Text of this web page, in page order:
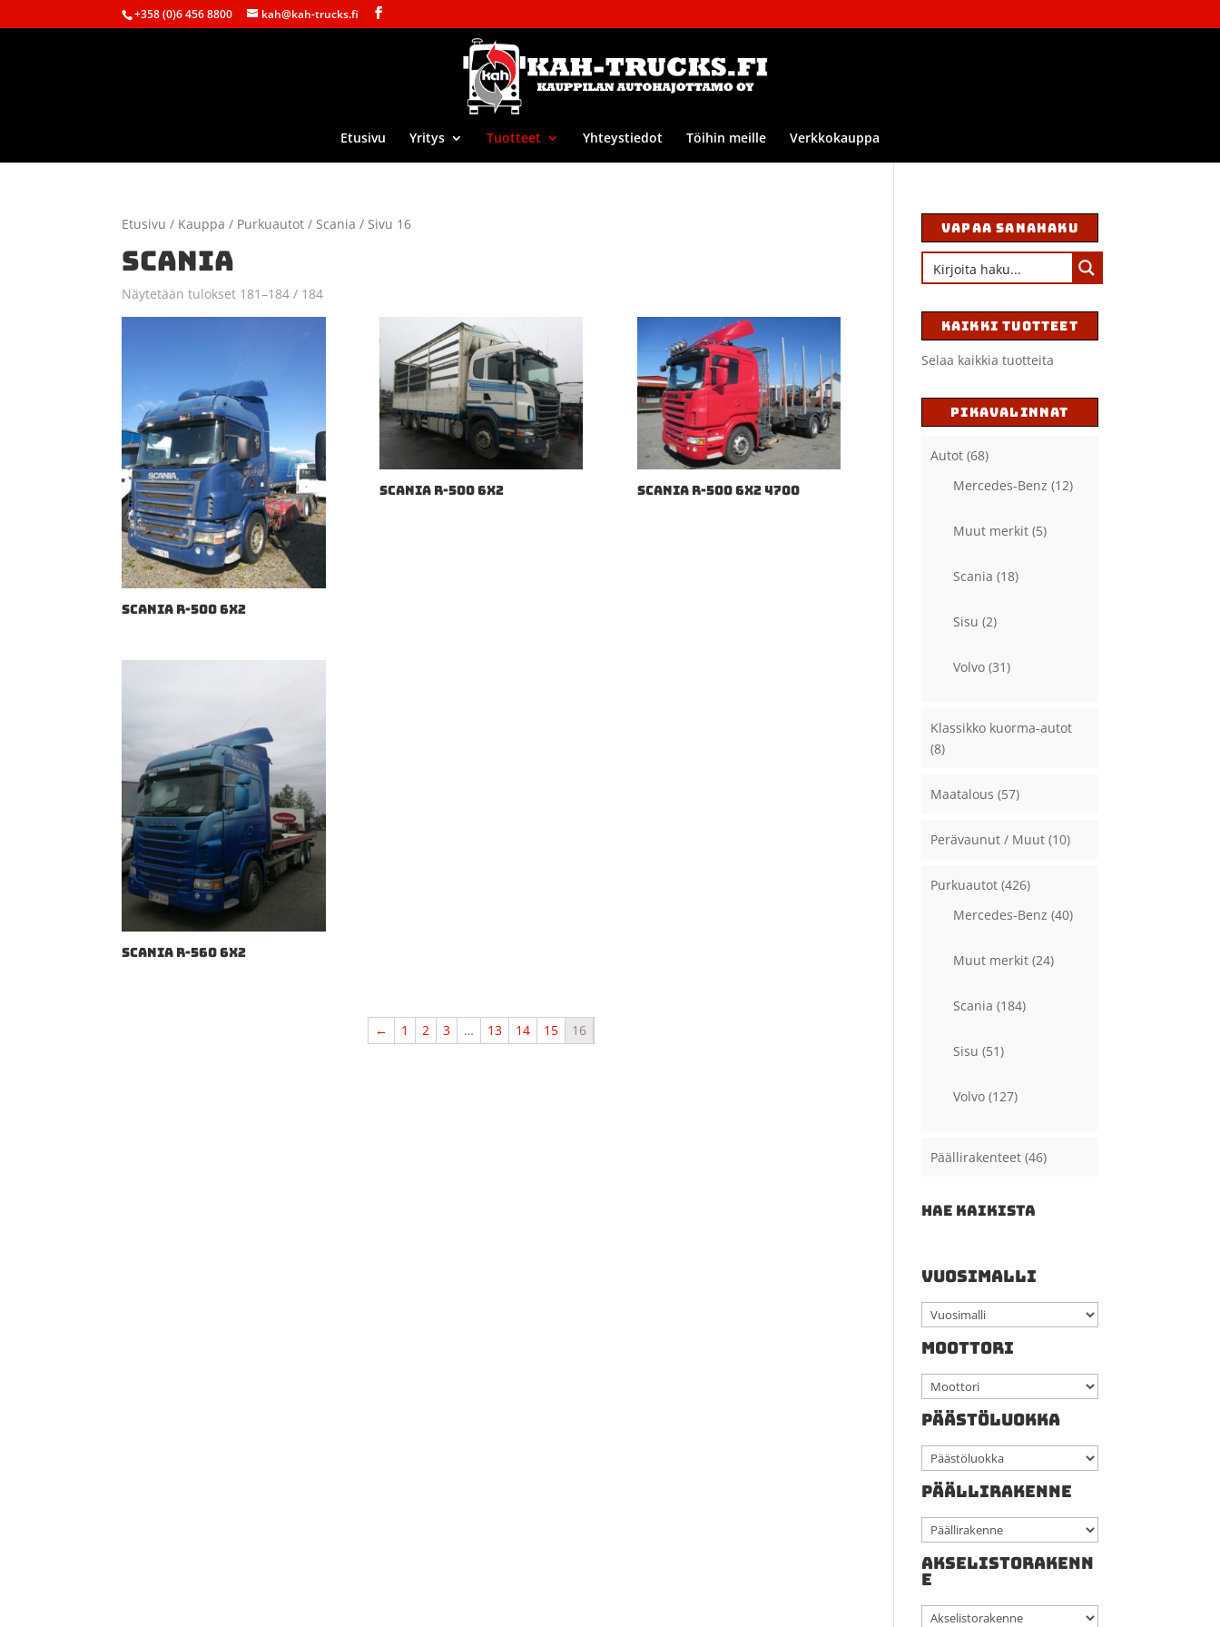
+358 (0)6 456 8800 kah@kah-trucks.fi
Etusivu Yritys Tuotteet Yhteystiedot Töihin meille Verkkokauppa
Etusivu / Kauppa / Purkuautot / Scania / Sivu 16
SCANIA
Näytetään tulokset 181–184 / 184
by
SCANIA R-500 6X2
SCANIA R-500 6X2 SCANIA R-500 6X2 4700
SCANIA R-560 6X2
← 1 2 3 … 13 14 15 16
VAPAA SANAHAKU
KAIKKI TUOTTEET
Selaa kaikkia tuotteita
PIKAVALINNAT
Autot (68)
Mercedes-Benz (12)
Muut merkit (5)
Scania (18)
Sisu (2)
Volvo (31)
Klassikko kuorma-autot
(8)
Maatalous (57)
Perävaunut / Muut (10)
Purkuautot (426)
Mercedes-Benz (40)
Muut merkit (24)
Scania (184)
Sisu (51)
Volvo (127)
Päällirakenteet (46)
HAE KAIKISTA
VUOSIMALLI
MOOTTORI
PÄÄSTÖLUOKKA
PÄÄLLIRAKENNE
AKSELISTORAKENN
E